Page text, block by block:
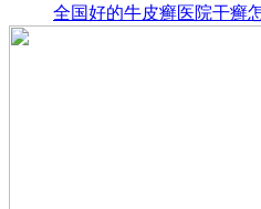
全国好的牛皮癣医院干癣